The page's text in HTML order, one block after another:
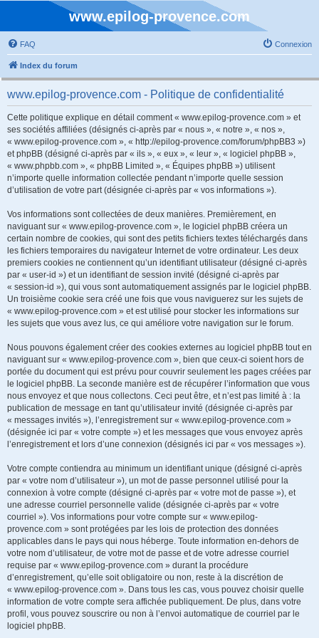
www.epilog-provence.com
FAQ Connexion
Index du forum
www.epilog-provence.com - Politique de confidentialité
Cette politique explique en détail comment « www.epilog-provence.com » et
ses sociétés affiliées (désignés ci-après par « nous », « notre », « nos »,
« www.epilog-provence.com », « http://epilog-provence.com/forum/phpBB3 »)
et phpBB (désigné ci-après par « ils », « eux », « leur », « logiciel phpBB »,
« www.phpbb.com », « phpBB Limited », « Équipes phpBB ») utilisent
n’importe quelle information collectée pendant n’importe quelle session
d’utilisation de votre part (désignée ci-après par « vos informations »).
Vos informations sont collectées de deux manières. Premièrement, en
naviguant sur « www.epilog-provence.com », le logiciel phpBB créera un
certain nombre de cookies, qui sont des petits fichiers textes téléchargés dans
les fichiers temporaires du navigateur Internet de votre ordinateur. Les deux
premiers cookies ne contiennent qu’un identifiant utilisateur (désigné ci-après
par « user-id ») et un identifiant de session invité (désigné ci-après par
« session-id »), qui vous sont automatiquement assignés par le logiciel phpBB.
Un troisième cookie sera créé une fois que vous naviguerez sur les sujets de
« www.epilog-provence.com » et est utilisé pour stocker les informations sur
les sujets que vous avez lus, ce qui améliore votre navigation sur le forum.
Nous pouvons également créer des cookies externes au logiciel phpBB tout en
naviguant sur « www.epilog-provence.com », bien que ceux-ci soient hors de
portée du document qui est prévu pour couvrir seulement les pages créées par
le logiciel phpBB. La seconde manière est de récupérer l’information que vous
nous envoyez et que nous collectons. Ceci peut être, et n’est pas limité à : la
publication de message en tant qu’utilisateur invité (désignée ci-après par
« messages invités »), l’enregistrement sur « www.epilog-provence.com »
(désignée ici par « votre compte ») et les messages que vous envoyez après
l’enregistrement et lors d’une connexion (désignés ici par « vos messages »).
Votre compte contiendra au minimum un identifiant unique (désigné ci-après
par « votre nom d’utilisateur »), un mot de passe personnel utilisé pour la
connexion à votre compte (désigné ci-après par « votre mot de passe »), et
une adresse courriel personnelle valide (désignée ci-après par « votre
courriel »). Vos informations pour votre compte sur « www.epilog-
provence.com » sont protégées par les lois de protection des données
applicables dans le pays qui nous héberge. Toute information en-dehors de
votre nom d’utilisateur, de votre mot de passe et de votre adresse courriel
requise par « www.epilog-provence.com » durant la procédure
d’enregistrement, qu’elle soit obligatoire ou non, reste à la discrétion de
« www.epilog-provence.com ». Dans tous les cas, vous pouvez choisir quelle
information de votre compte sera affichée publiquement. De plus, dans votre
profil, vous pouvez souscrire ou non à l’envoi automatique de courriel par le
logiciel phpBB.